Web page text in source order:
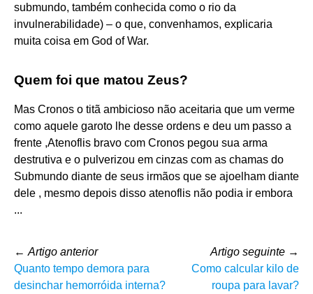
submundo, também conhecida como o rio da
invulnerabilidade) – o que, convenhamos, explicaria
muita coisa em God of War.
Quem foi que matou Zeus?
Mas Cronos o titã ambicioso não aceitaria que um verme
como aquele garoto lhe desse ordens e deu um passo a
frente ,Atenoflis bravo com Cronos pegou sua arma
destrutiva e o pulverizou em cinzas com as chamas do
Submundo diante de seus irmãos que se ajoelham diante
dele , mesmo depois disso atenoflis não podia ir embora
...
← Artigo anterior
Quanto tempo demora para
desinchar hemorróida interna?
Artigo seguinte →
Como calcular kilo de
roupa para lavar?